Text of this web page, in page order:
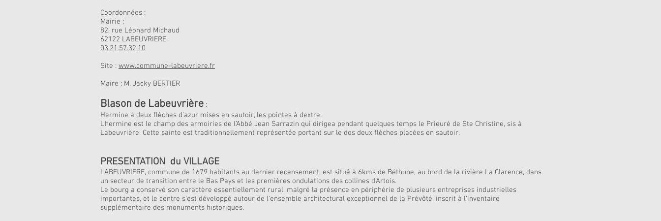
Coordonnées :
Mairie ;
82, rue Léonard Michaud
62122 LABEUVRIERE.
03.21.57.32.10
Site : www.commune-labeuvriere.fr
Maire : M. Jacky BERTIER
Blason de Labeuvrière :
Hermine à deux flèches d’azur mises en sautoir, les pointes à dextre.
L’hermine est le champ des armoiries de l’Abbé Jean Sarrazin qui dirigea pendant quelques temps le Prieuré de Ste Christine, sis à
Labeuvrière. Cette sainte est traditionnellement représentée portant sur le dos deux flèches placées en sautoir.
PRESENTATION du VILLAGE
LABEUVRIERE, commune de 1679 habitants au dernier recensement, est situé à 6kms de Béthune, au bord de la rivière La Clarence, dans
un secteur de transition entre le Bas Pays et les premières ondulations des collines d’Artois.
Le bourg a conservé son caractère essentiellement rural, malgré la présence en périphérie de plusieurs entreprises industrielles
importantes, et le centre s’est développé autour de l’ensemble architectural exceptionnel de la Prévôté, inscrit à l’inventaire
supplémentaire des monuments historiques.